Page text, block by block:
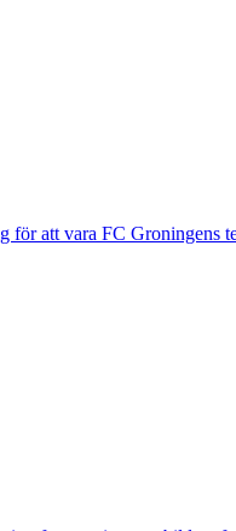
för att vara FC Groningens